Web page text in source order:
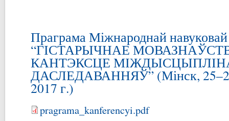
Праграма Міжнароднай
“ГІСТАРЫЧНАЕ
КАНТЭКСЦЕ
ДАСЛЕДАВАННЯЎ” (Мінск,
2017 г.)
pragrama_kanferencyi.pdf